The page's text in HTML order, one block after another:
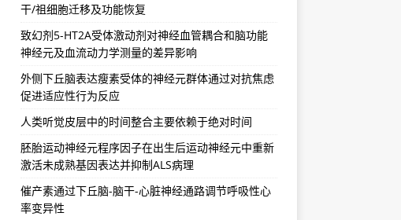
干/祖细胞迁移及功能恢复
致幻剂5-HT2A受体激动剂对神经血管耦合和脑功能
神经元及血流动力学测量的差异影响
外侧下丘脑表达瘦素受体的神经元群体通过对抗焦虑
促进适应性行为反应
人类听觉皮层中的时间整合主要依赖于绝对时间
胚胎运动神经元程序因子在出生后运动神经元中重新
激活未成熟基因表达并抑制ALS病理
催产素通过下丘脑-脑干-心脏神经通路调节呼吸性心
率变异性